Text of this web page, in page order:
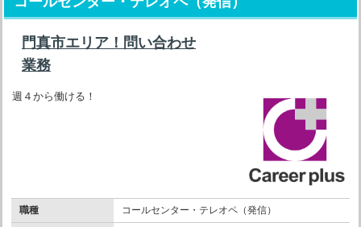
門真市エリア！問い合わせ
業務
週４から働ける！
職種 コールセンター・テレオペ（発信）